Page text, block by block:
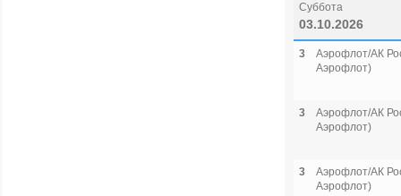
Суббота
03.10.2026
3
Аэрофлот/АК
Аэрофлот)
3
Аэрофлот/АК
Аэрофлот)
3
Аэрофлот/АК
Аэрофлот)